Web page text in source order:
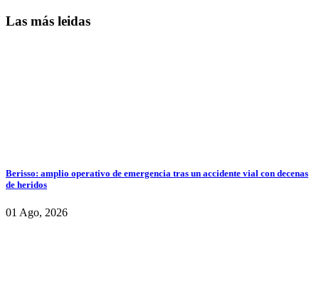
Las más leidas
Berisso: amplio operativo de emergencia tras un accidente vial con decenas
de heridos
01 Ago, 2026